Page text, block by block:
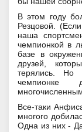
В этом году
Резцовой.
наша
чемпионкой в
базе в
друзей,
терялись. Но
чемпионке
Все-таки
многого
Одна из них -